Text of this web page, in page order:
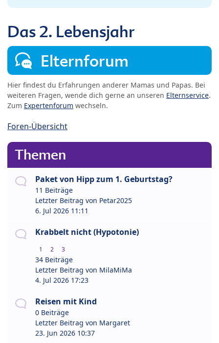
Das 2. Lebensjahr
Elternforum
Hier findest du Erfahrungen anderer Mamas und Papas. Bei
weiteren Fragen, wende dich gerne an unseren Elternservice.
Zum Expertenforum wechseln.
Foren-Übersicht
Themen
Paket von Hipp zum 1. Geburtstag?
11 Beiträge
Letzter Beitrag von Petar2025
6. Jul 2026 11:11
Krabbelt nicht (Hypotonie)
1 2 3
34 Beiträge
Letzter Beitrag von MilaMiMa
4. Jul 2026 17:23
Reisen mit Kind
0 Beiträge
Letzter Beitrag von Margaret
23. Jun 2026 10:37